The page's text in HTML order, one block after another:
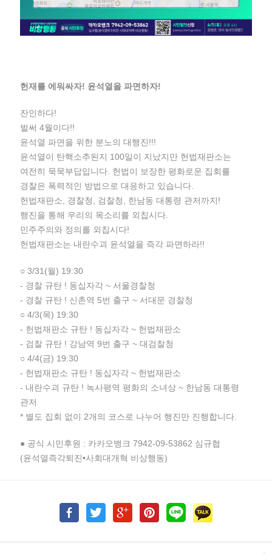
헌재를 에워싸자! 윤석열을 파면하자!
잔인하다!
벌써 4월이다!!
윤석열 파면을 위한 분노의 대행진!!!
윤석열이 탄핵소추된지 100일이 지났지만 헌법재판소는
여전히 묵묵부답입니다. 헌법이 보장한 평화로운 집회를
경찰은 폭력적인 방법으로 대응하고 있습니다.
헌법재판소, 경찰청, 검찰청, 한남동 대통령 관저까지!
행진을 통해 우리의 목소리를 외칩시다.
민주주의와 정의를 외칩시다!
헌법재판소는 내란수괴 윤석열을 즉각 파면하라!!
○ 3/31(월) 19:30
- 경찰 규탄 ! 동십자각 ~ 서울경찰청
- 경찰 규탄 ! 신촌역 5번 출구 ~ 서대문 경찰청
○ 4/3(목) 19:30
- 헌법재판소 규탄 ! 동십자각 ~ 헌법재판소
- 검찰 규탄 ! 강남역 9번 출구 ~ 대검찰청
○ 4/4(금) 19:30
- 헌법재판소 규탄 ! 동십자각 ~ 헌법재판소
- 내란수괴 규탄 ! 녹사평역 평화의 소녀상 ~ 한남동 대통령
관저
* 별도 집회 없이 2개의 코스로 나누어 행진만 진행합니다.
● 공식 시민후원 : 카카오뱅크 7942-09-53862 심규협
(윤석열즉각퇴진•사회대개혁 비상행동)